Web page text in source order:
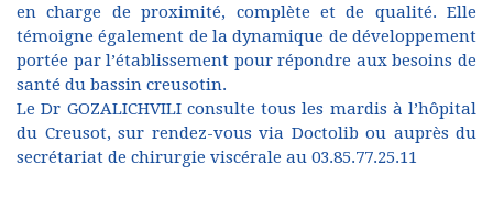
en charge de proximité, complète et de qualité. Elle
témoigne également de la dynamique de développement
portée par l’établissement pour répondre aux besoins de
santé du bassin creusotin.
Le Dr GOZALICHVILI consulte tous les mardis à l’hôpital
du Creusot, sur rendez-vous via Doctolib ou auprès du
secrétariat de chirurgie viscérale au 03.85.77.25.11